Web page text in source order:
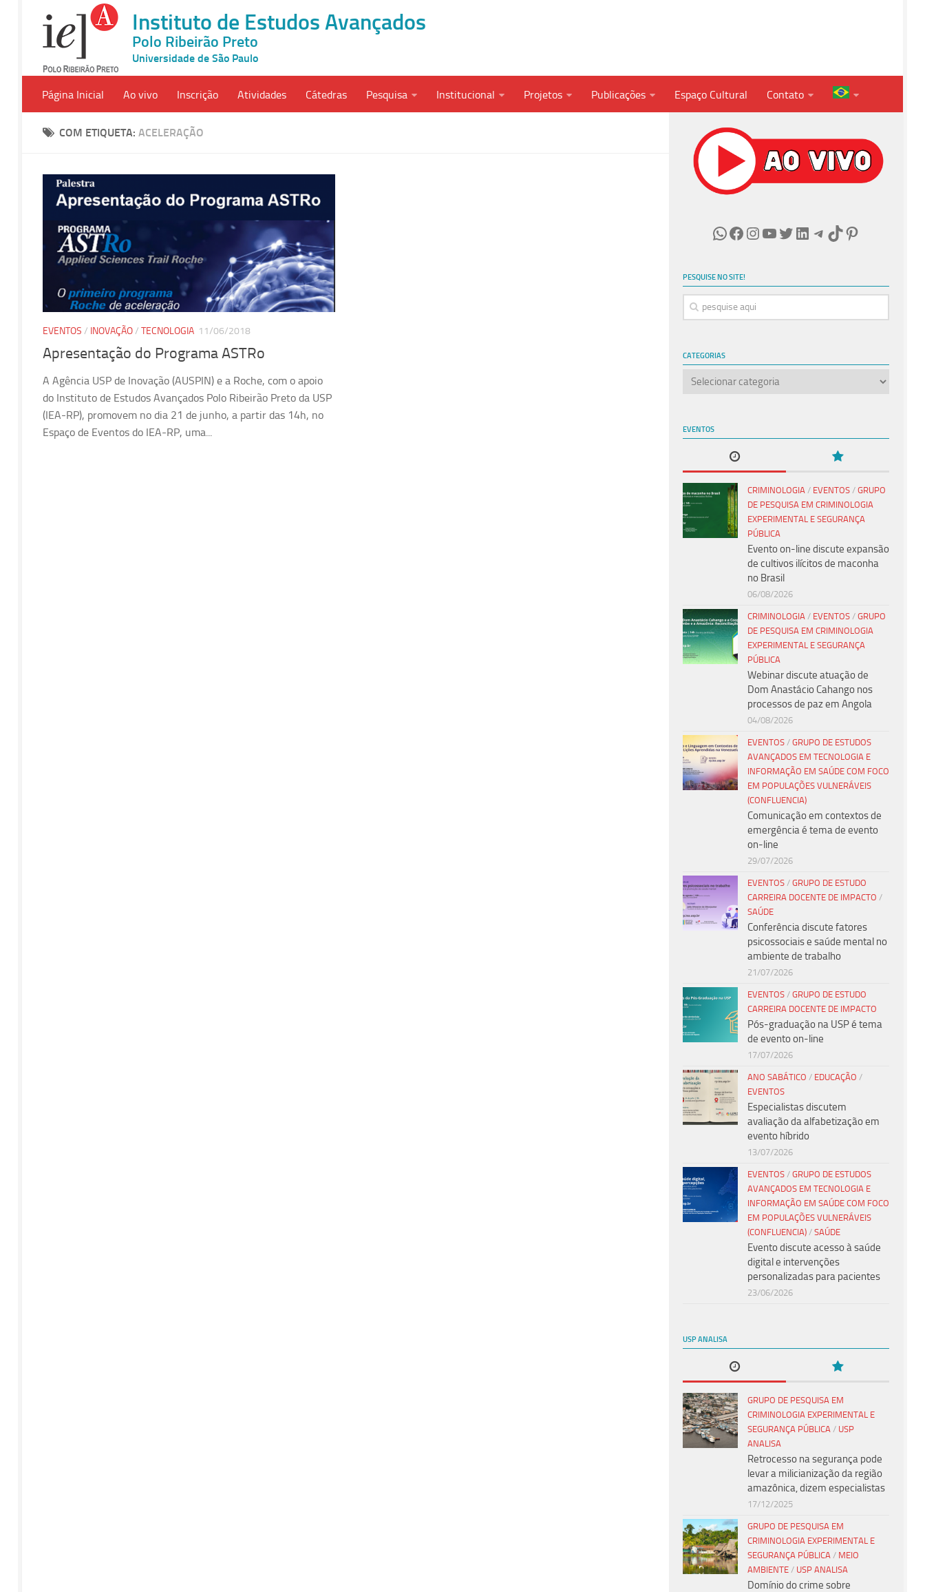
Instituto de Estudos Avançados
Polo Ribeirão Preto
Universidade de São Paulo
Página Inicial Ao vivo Inscrição Atividades Cátedras Pesquisa Institucional Projetos Publicações Espaço Cultural Contato
COM ETIQUETA: ACELERAÇÃO
EVENTOS / INOVAÇÃO/ TECNOLOGIA 11/06/2018
Apresentação do Programa ASTRo
A Agência USP de Inovação (AUSPIN) e a Roche, com o apoio
do Instituto de Estudos Avançados Polo Ribeirão Preto da USP
(IEA-RP), promovem no dia 21 de junho, a partir das 14h, no
Espaço de Eventos do IEA-RP, uma...
WhatsApp
Facebook
Instagram
Youtube
Twitter
LinkedIn
Telegram
TikTokPinterest
PESQUISE NO SITE!
CATEGORIAS
Categorias
EVENTOS
CRIMINOLOGIA / EVENTOS / GRUPO
DE PESQUISA EM CRIMINOLOGIA
EXPERIMENTAL E SEGURANÇA
PÚBLICA
Evento on-line discute expansão
de cultivos ilícitos de maconha
no Brasil
06/08/2026
CRIMINOLOGIA / EVENTOS / GRUPO
DE PESQUISA EM CRIMINOLOGIA
EXPERIMENTAL E SEGURANÇA
PÚBLICA
Webinar discute atuação de
Dom Anastácio Cahango nos
processos de paz em Angola
04/08/2026
EVENTOS / GRUPO DE ESTUDOS
AVANÇADOS EM TECNOLOGIA E
INFORMAÇÃO EM SAÚDE COM FOCO
EM POPULAÇÕES VULNERÁVEIS
(CONFLUENCIA)
Comunicação em contextos de
emergência é tema de evento
on-line
29/07/2026
EVENTOS / GRUPO DE ESTUDO
CARREIRA DOCENTE DE IMPACTO /
SAÚDE
Conferência discute fatores
psicossociais e saúde mental no
ambiente de trabalho
21/07/2026
EVENTOS / GRUPO DE ESTUDO
CARREIRA DOCENTE DE IMPACTO
Pós-graduação na USP é tema
de evento on-line
17/07/2026
ANO SABÁTICO / EDUCAÇÃO /
EVENTOS
Especialistas discutem
avaliação da alfabetização em
evento híbrido
13/07/2026
EVENTOS / GRUPO DE ESTUDOS
AVANÇADOS EM TECNOLOGIA E
INFORMAÇÃO EM SAÚDE COM FOCO
EM POPULAÇÕES VULNERÁVEIS
(CONFLUENCIA) / SAÚDE
Evento discute acesso à saúde
digital e intervenções
personalizadas para pacientes
23/06/2026
USP ANALISA
GRUPO DE PESQUISA EM
CRIMINOLOGIA EXPERIMENTAL E
SEGURANÇA PÚBLICA / USP
ANALISA
Retrocesso na segurança pode
levar a milicianização da região
amazônica, dizem especialistas
17/12/2025
GRUPO DE PESQUISA EM
CRIMINOLOGIA EXPERIMENTAL E
SEGURANÇA PÚBLICA / MEIO
AMBIENTE / USP ANALISA
Domínio do crime sobre